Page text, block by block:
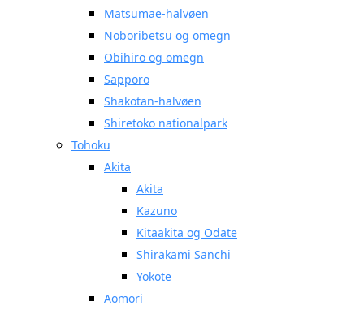
Matsumae-halvøen
Noboribetsu og omegn
Obihiro og omegn
Sapporo
Shakotan-halvøen
Shiretoko nationalpark
Tohoku
Akita
Akita
Kazuno
Kitaakita og Odate
Shirakami Sanchi
Yokote
Aomori